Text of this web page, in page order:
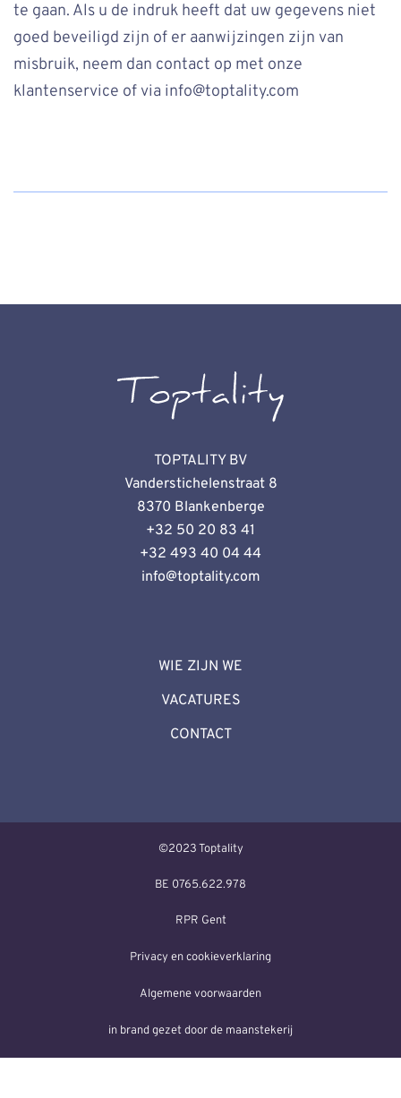
te gaan. Als u de indruk heeft dat uw gegevens niet
goed beveiligd zijn of er aanwijzingen zijn van
misbruik, neem dan contact op met onze
klantenservice of via info@toptality.com
TOPTALITY BV
Vanderstichelenstraat 8
8370 Blankenberge
+32 50 20 83 41
+32 493 40 04 44
info@toptality.com
WIE ZIJN WE
VACATURES
CONTACT
©2023 Toptality
BE 0765.622.978
RPR Gent
Privacy en cookieverklaring
Algemene voorwaarden
in brand gezet door de maanstekerij